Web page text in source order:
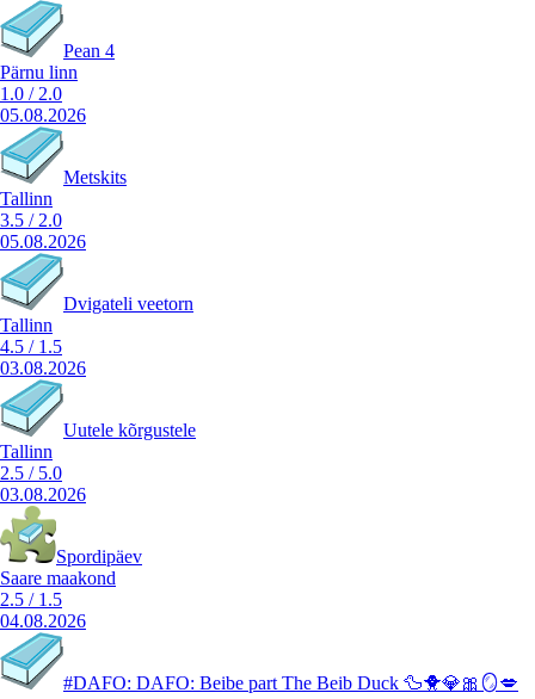
Pean 4
Pärnu linn
1.0 / 2.0
05.08.2026
Metskits
Tallinn
3.5 / 2.0
05.08.2026
Dvigateli veetorn
Tallinn
4.5 / 1.5
03.08.2026
Uutele kõrgustele
Tallinn
2.5 / 5.0
03.08.2026
Spordipäev
Saare maakond
2.5 / 1.5
04.08.2026
#DAFO: DAFO: Beibe part The Beib Duck 🦆🐥💎🎀🪞💋